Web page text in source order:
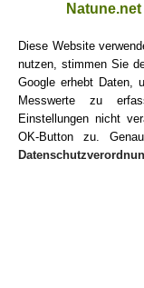
Diese Website
nutzen, stimmen Sie
Google erhebt Daten,
Messwerte zu
Einstellungen nicht
OK-Button zu.